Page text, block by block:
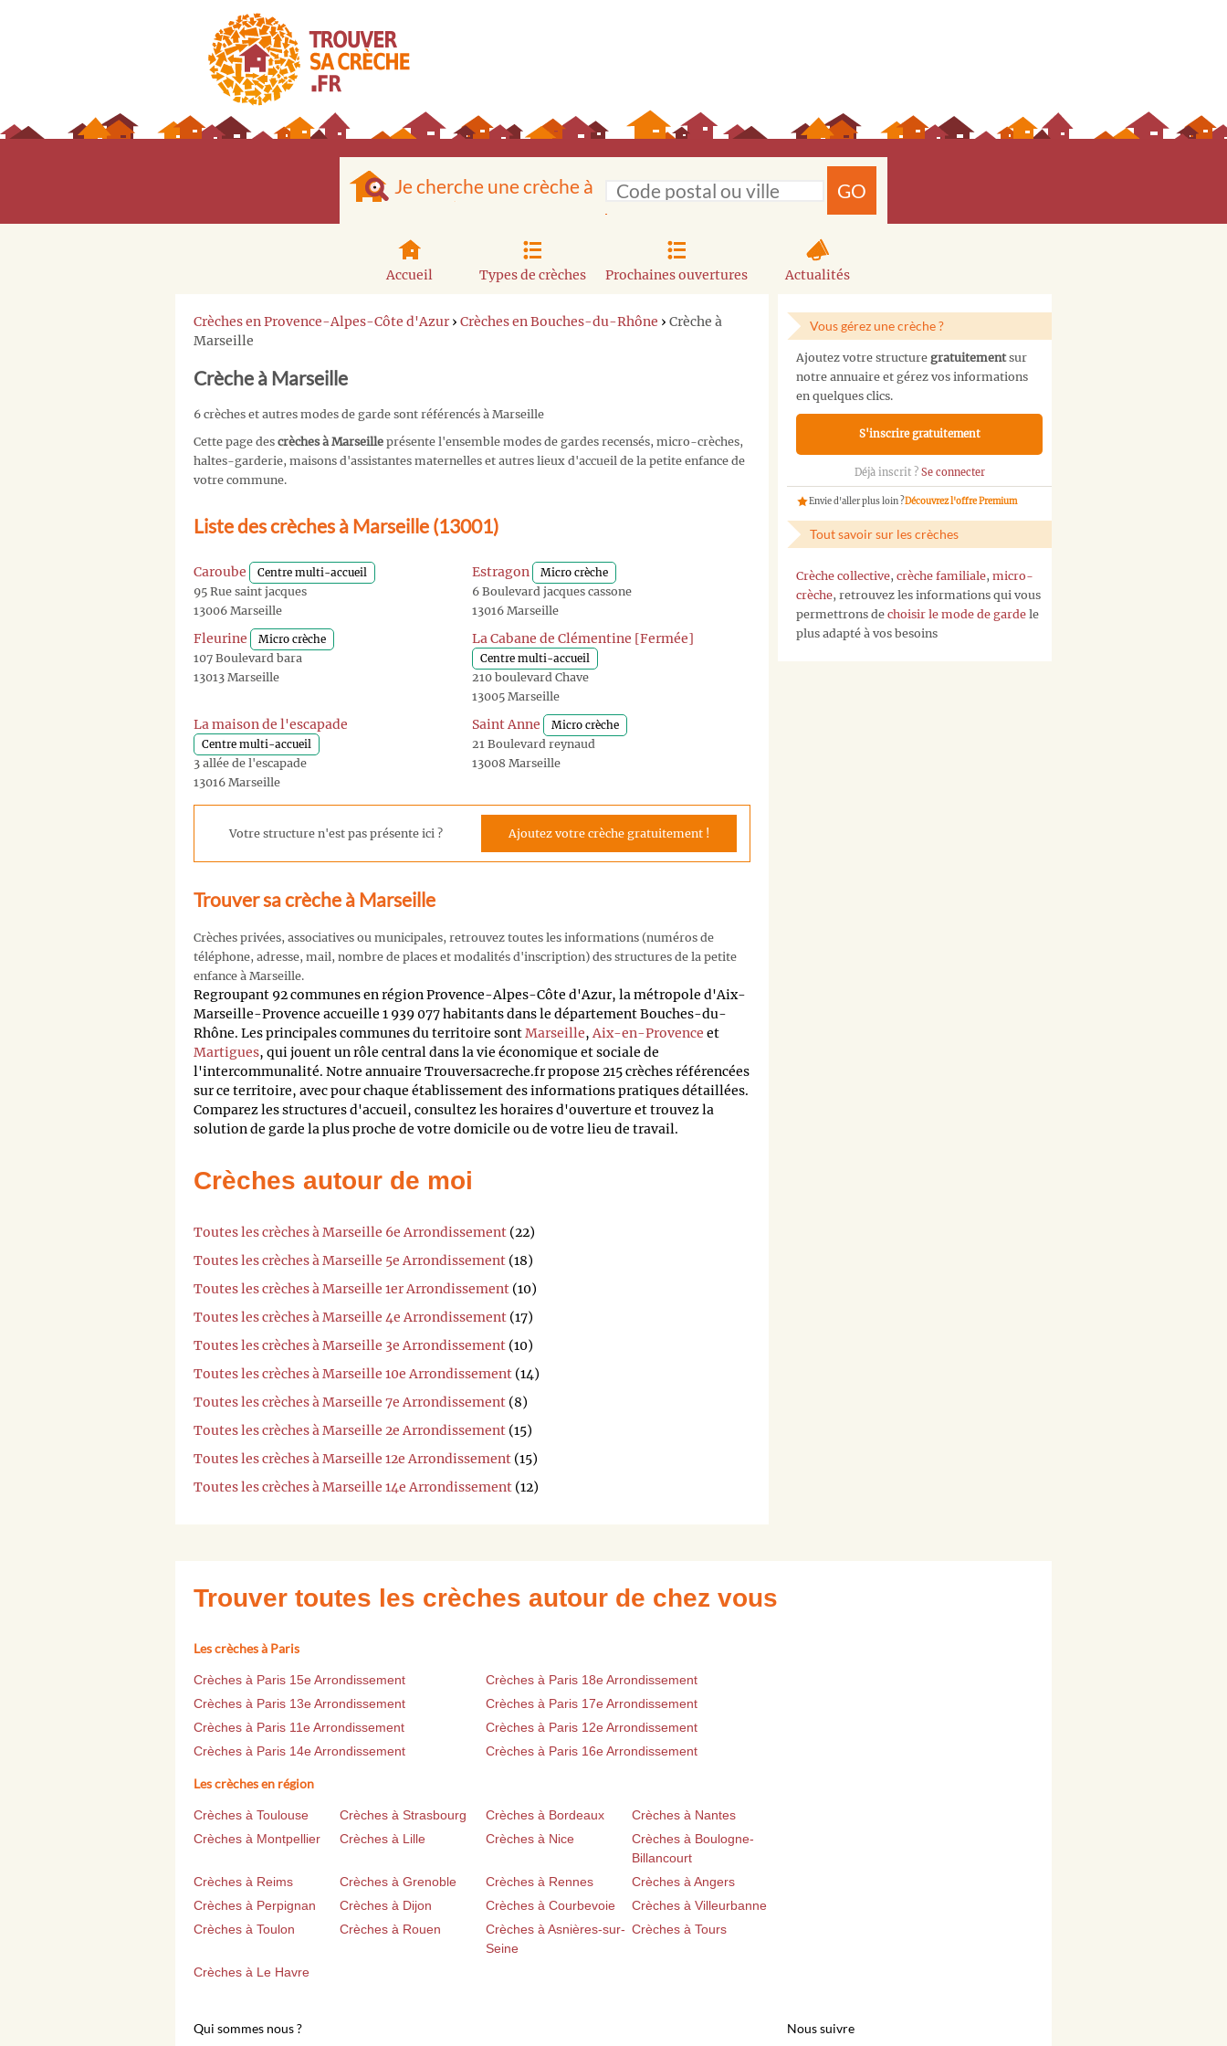
Je cherche une crèche à GO
Accueil Types de crèches Prochaines ouvertures Actualités
Crèches en Provence-Alpes-Côte d'Azur › Crèches en Bouches-du-Rhône › Crèche à
Marseille
Crèche à Marseille
6 crèches et autres modes de garde sont référencés à Marseille
Cette page des crèches à Marseille présente l'ensemble modes de gardes recensés, micro-crèches,
haltes-garderie, maisons d'assistantes maternelles et autres lieux d'accueil de la petite enfance de
votre commune.
Liste des crèches à Marseille (13001)
Caroube Centre multi-accueil
95 Rue saint jacques
13006 Marseille
Estragon Micro crèche
6 Boulevard jacques cassone
13016 Marseille
Fleurine Micro crèche
107 Boulevard bara
13013 Marseille
La Cabane de Clémentine [Fermée]
Centre multi-accueil
210 boulevard Chave
13005 Marseille
La maison de l'escapade
Centre multi-accueil
3 allée de l'escapade
13016 Marseille
Saint Anne Micro crèche
21 Boulevard reynaud
13008 Marseille
Votre structure n'est pas présente ici ? Ajoutez votre crèche gratuitement !
Trouver sa crèche à Marseille
Crèches privées, associatives ou municipales, retrouvez toutes les informations (numéros de
téléphone, adresse, mail, nombre de places et modalités d'inscription) des structures de la petite
enfance à Marseille.
Regroupant 92 communes en région Provence-Alpes-Côte d'Azur, la métropole d'Aix-
Marseille-Provence accueille 1 939 077 habitants dans le département Bouches-du-
Rhône. Les principales communes du territoire sontMarseille,Aix-en-Provence et
Martigues, qui jouent un rôle central dans la vie économique et sociale de
l'intercommunalité. Notre annuaire Trouversacreche.fr propose 215 crèches référencées
sur ce territoire, avec pour chaque établissement des informations pratiques détaillées.
Comparez les structures d'accueil, consultez les horaires d'ouverture et trouvez la
solution de garde la plus proche de votre domicile ou de votre lieu de travail.
Crèches autour de moi
Toutes les crèches à Marseille 6e Arrondissement (22)
Toutes les crèches à Marseille 5e Arrondissement (18)
Toutes les crèches à Marseille 1er Arrondissement (10)
Toutes les crèches à Marseille 4e Arrondissement (17)
Toutes les crèches à Marseille 3e Arrondissement (10)
Toutes les crèches à Marseille 10e Arrondissement (14)
Toutes les crèches à Marseille 7e Arrondissement (8)
Toutes les crèches à Marseille 2e Arrondissement (15)
Toutes les crèches à Marseille 12e Arrondissement (15)
Toutes les crèches à Marseille 14e Arrondissement (12)
Vous gérez une crèche ?
Ajoutez votre structure gratuitementsur
notre annuaire et gérez vos informations
en quelques clics.
S'inscrire gratuitement
Déjà inscrit ? Se connecter
Envie d'aller plus loin ?Découvrez l'offre Premium
Tout savoir sur les crèches
Crèche collective, crèche familiale, micro-
crèche, retrouvez les informations qui vous
permettrons de choisir le mode de garde le
plus adapté à vos besoins
Trouver toutes les crèches autour de chez vous
Les crèches à Paris
Crèches à Paris 15e Arrondissement
Crèches à Paris 18e Arrondissement
Crèches à Paris 13e Arrondissement
Crèches à Paris 17e Arrondissement
Crèches à Paris 11e Arrondissement
Crèches à Paris 12e Arrondissement
Crèches à Paris 14e Arrondissement
Crèches à Paris 16e Arrondissement
Les crèches en région
Crèches à Toulouse Crèches à Strasbourg Crèches à Bordeaux
Crèches à Nantes
Crèches à Montpellier
Crèches à Lille Crèches à Nice
Crèches à Boulogne-
Billancourt
Crèches à Reims
Crèches à Grenoble Crèches à Rennes
Crèches à Angers
Crèches à Perpignan
Crèches à Dijon Crèches à Courbevoie
Crèches à Villeurbanne
Crèches à Toulon
Crèches à Rouen
Crèches à Asnières-sur-
Seine
Crèches à Tours
Crèches à Le Havre
Qui sommes nous ? Nous suivre